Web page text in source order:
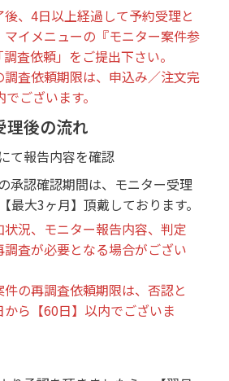
、4日以上経過して予約受理と
イメニューの『モニター案件参
査依頼」をご提出下さい。
査依頼期限は、申込み／注文完
ございます。
理後の流れ
て報告内容を確認
承認確認期間は、モニター受理
最大3ヶ月】頂戴しております。
状況、モニター報告内容、判定
査が必要となる場合がござい
の再調査依頼期限は、否認と
ら【60日】以内でございま